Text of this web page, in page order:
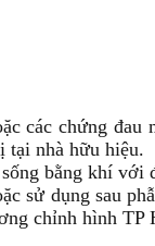
các chứng
tại nhà hữu hiệu.
bằng khí
sử dụng sau
chỉnh hình